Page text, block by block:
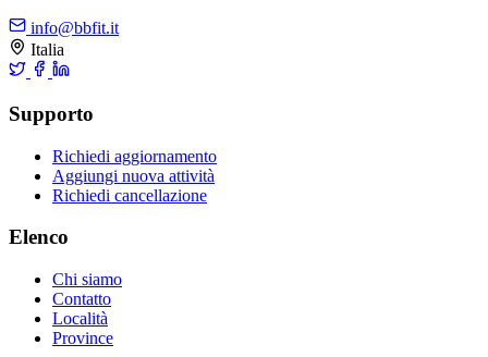
info@bbfit.it
Italia
Supporto
Richiedi aggiornamento
Aggiungi nuova attività
Richiedi cancellazione
Elenco
Chi siamo
Contatto
Località
Province